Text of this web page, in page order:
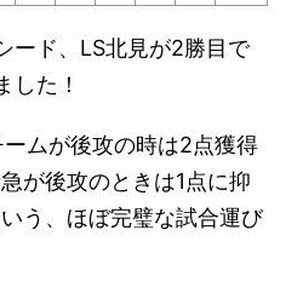
ード、LS北見が2勝目で
した！
ムが後攻の時は2点獲得
が後攻のときは1点に抑
う、ほぼ完璧な試合運び